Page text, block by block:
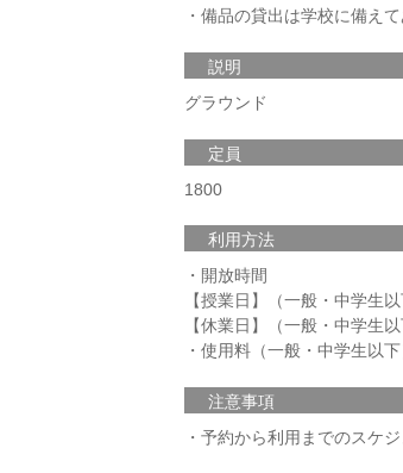
・備品の貸出は学校に備え
説明
グラウンド
定員
1800
利用方法
・開放時間
【授業日】（一般・中学生
【休業日】（一般・中学生
・使用料（一般・中学生以
注意事項
・予約から利用までのスケ